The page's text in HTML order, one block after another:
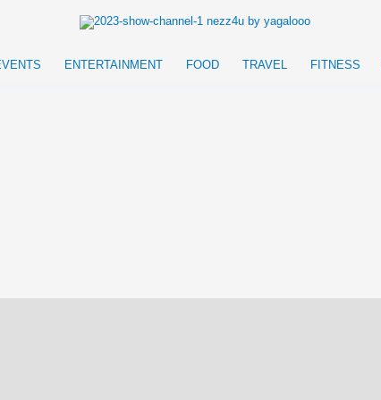
ENTERTAINMENT FOOD TRAVEL FITNESS